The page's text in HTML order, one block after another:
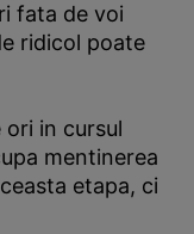
fata de voi
ridicol poate
ori in cursul
mentinerea
etapa, ci